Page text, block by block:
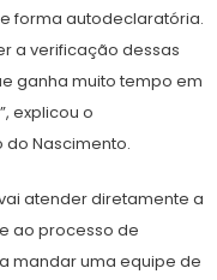
forma autodeclaratória.
a verificação dessas
ganha muito tempo em
explicou o
do Nascimento.
atender diretamente a
ao processo de
mandar uma equipe de